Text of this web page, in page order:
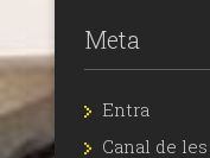
Meta
Entra
Canal de